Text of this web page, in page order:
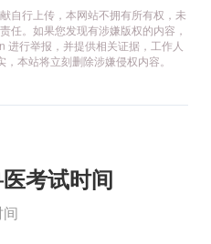
自行上传，本网站不拥有所有权，未
任。如果您发现有涉嫌版权的内容，
行举报，并提供相关证据，工作人
本站将立刻删除涉嫌侵权内容。
考试时间